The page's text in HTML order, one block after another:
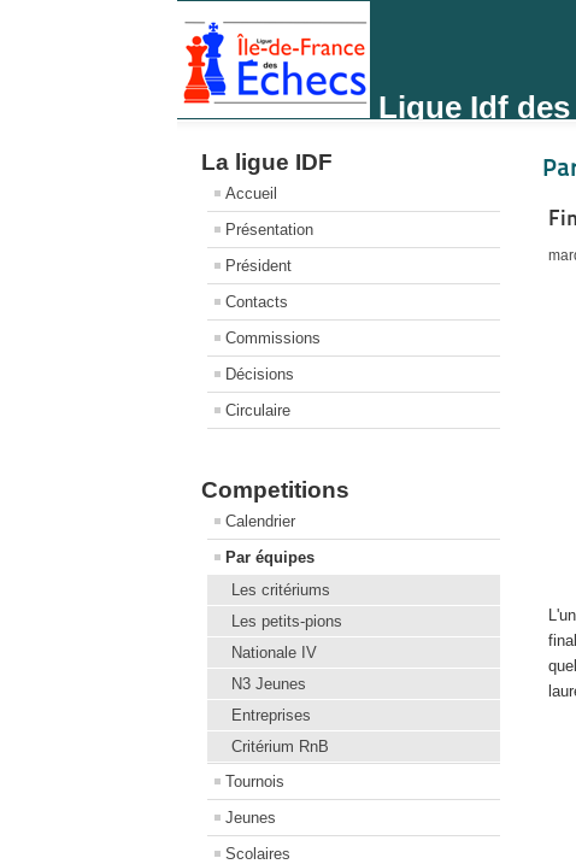
Ligue Idf
La ligue IDF
Accueil
Présentation
Président
Contacts
Commissions
Décisions
Circulaire
Competitions
Calendrier
Par équipes
Les critériums
Les petits-pions
Nationale IV
N3 Jeunes
Entreprises
Critérium RnB
Tournois
Jeunes
Scolaires